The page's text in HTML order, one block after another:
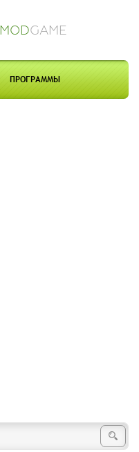
MODGAME
ПРОГРАММЫ